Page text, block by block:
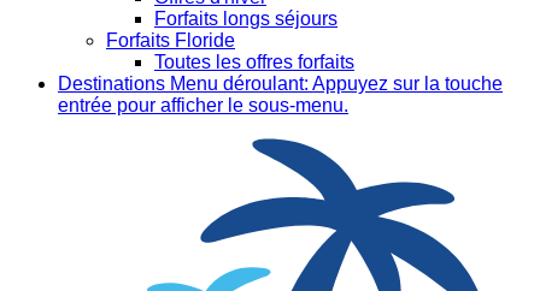
Forfaits longs séjours
Forfaits Floride
Toutes les offres forfaits
Destinations Menu déroulant: Appuyez sur la touche
entrée pour afficher le sous-menu.